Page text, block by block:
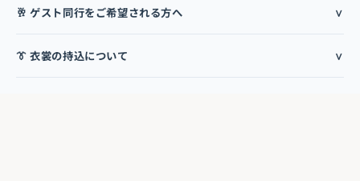
🥂 ゲスト同行をご希望される方へ
👔 衣裳の持込について